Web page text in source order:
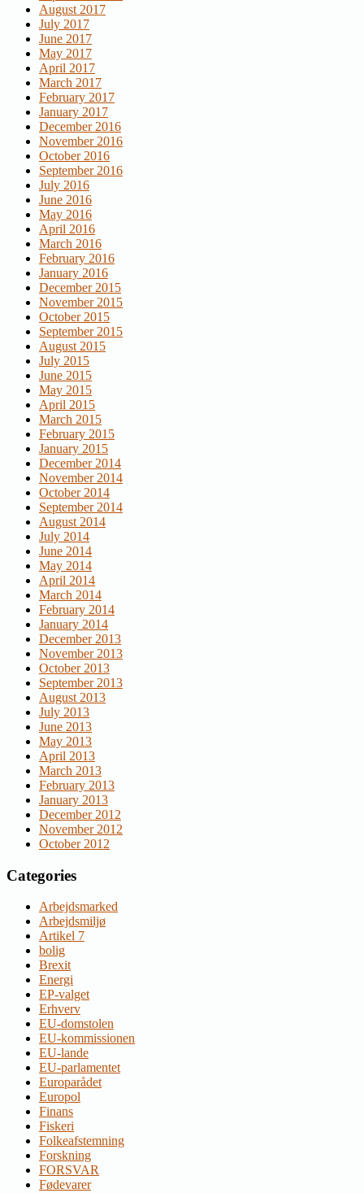
August 2017
July 2017
June 2017
May 2017
April 2017
March 2017
February 2017
January 2017
December 2016
November 2016
October 2016
September 2016
July 2016
June 2016
May 2016
April 2016
March 2016
February 2016
January 2016
December 2015
November 2015
October 2015
September 2015
August 2015
July 2015
June 2015
May 2015
April 2015
March 2015
February 2015
January 2015
December 2014
November 2014
October 2014
September 2014
August 2014
July 2014
June 2014
May 2014
April 2014
March 2014
February 2014
January 2014
December 2013
November 2013
October 2013
September 2013
August 2013
July 2013
June 2013
May 2013
April 2013
March 2013
February 2013
January 2013
December 2012
November 2012
October 2012
Categories
Arbejdsmarked
Arbejdsmiljø
Artikel 7
bolig
Brexit
Energi
EP-valget
Erhverv
EU-domstolen
EU-kommissionen
EU-lande
EU-parlamentet
Europarådet
Europol
Finans
Fiskeri
Folkeafstemning
Forskning
FORSVAR
Fødevarer